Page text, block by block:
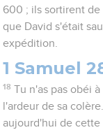
600 ; ils sortirent
que David s'était
expédition.
1 Samuel
18 Tu n'as pas obéi
l'ardeur de sa
aujourd'hui de cette